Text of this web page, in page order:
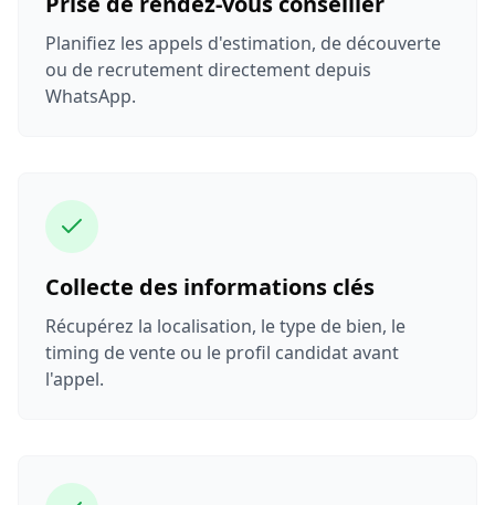
Planifiez les appels d'estimation, de découverte
ou de recrutement directement depuis
WhatsApp.
Collecte des informations clés
Récupérez la localisation, le type de bien, le
timing de vente ou le profil candidat avant
l'appel.